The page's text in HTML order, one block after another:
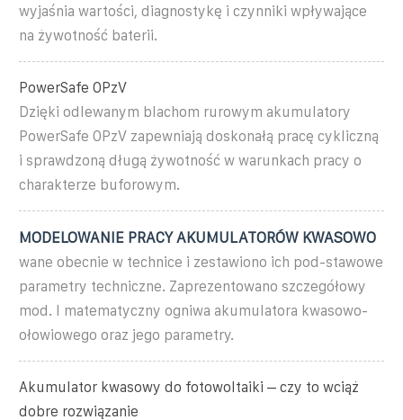
wyjaśnia wartości, diagnostykę i czynniki wpływające
na żywotność baterii.
PowerSafe OPzV
Dzięki odlewanym blachom rurowym akumulatory
PowerSafe OPzV zapewniają doskonałą pracę cykliczną
i sprawdzoną długą żywotność w warunkach pracy o
charakterze buforowym.
MODELOWANIE PRACY AKUMULATORÓW KWASOWO
wane obecnie w technice i zestawiono ich pod-stawowe
parametry techniczne. Zaprezentowano szczegółowy
mod. l matematyczny ogniwa akumulatora kwasowo-
ołowiowego oraz jego parametry.
Akumulator kwasowy do fotowoltaiki – czy to wciąż
dobre rozwiązanie